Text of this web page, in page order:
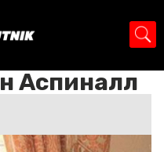
Аспиналл